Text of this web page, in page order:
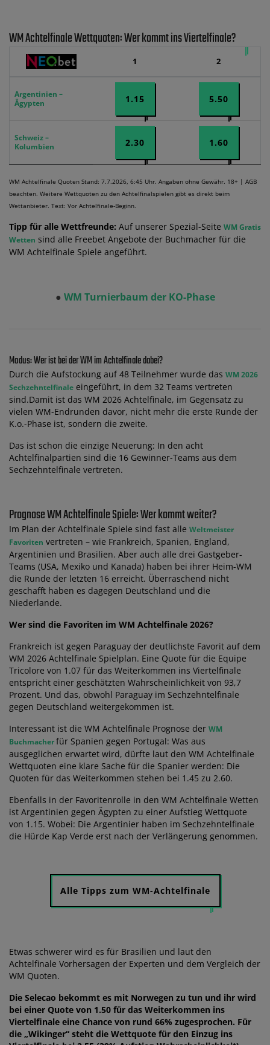
WM Achtelfinale Wettquoten: Wer kommt ins Viertelfinale?
1 2
Argentinien –
Ägypten
1.15 5.50
Schweiz –
Kolumbien
2.30 1.60
WM Achtelfinale Quoten Stand: 7.7.2026, 6:45 Uhr. Angaben ohne Gewähr. 18+ | AGB
beachten. Weitere Wettquoten zu den Achtelfinalspielen gibt es direkt beim
Wettanbieter. Text: Vor Achtelfinale-Beginn.
Tipp für alle Wettfreunde: Auf unserer Spezial-Seite WM Gratis
Wetten sind alle Freebet Angebote der Buchmacher für die
WM Achtelfinale Spiele angeführt.
● WM Turnierbaum der KO-Phase
Modus: Wer ist bei der WM im Achtelfinale dabei?
Durch die Aufstockung auf 48 Teilnehmer wurde das WM 2026
Sechzehntelfinale eingeführt, in dem 32 Teams vertreten
sind.Damit ist das WM 2026 Achtelfinale, im Gegensatz zu
vielen WM-Endrunden davor, nicht mehr die erste Runde der
K.o.-Phase ist, sondern die zweite.
Das ist schon die einzige Neuerung: In den acht
Achtelfinalpartien sind die 16 Gewinner-Teams aus dem
Sechzehntelfinale vertreten.
Prognose WM Achtelfinale Spiele: Wer kommt weiter?
Im Plan der Achtelfinale Spiele sind fast alle Weltmeister
Favoriten vertreten – wie Frankreich, Spanien, England,
Argentinien und Brasilien. Aber auch alle drei Gastgeber-
Teams (USA, Mexiko und Kanada) haben bei ihrer Heim-WM
die Runde der letzten 16 erreicht. Überraschend nicht
geschafft haben es dagegen Deutschland und die
Niederlande.
Wer sind die Favoriten im WM Achtelfinale 2026?
Frankreich ist gegen Paraguay der deutlichste Favorit auf dem
WM 2026 Achtelfinale Spielplan. Eine Quote für die Equipe
Tricolore von 1.07 für das Weiterkommen ins Viertelfinale
entspricht einer geschätzten Wahrscheinlichkeit von 93,7
Prozent. Und das, obwohl Paraguay im Sechzehntelfinale
gegen Deutschland weitergekommen ist.
Interessant ist die WM Achtelfinale Prognose der WM
Buchmacherfür Spanien gegen Portugal: Was aus
ausgeglichen erwartet wird, dürfte laut den WM Achtelfinale
Wettquoten eine klare Sache für die Spanier werden: Die
Quoten für das Weiterkommen stehen bei 1.45 zu 2.60.
Ebenfalls in der Favoritenrolle in den WM Achtelfinale Wetten
ist Argentinien gegen Ägypten zu einer Aufstieg Wettquote
von 1.15. Wobei: Die Argentinier haben im Sechzehntelfinale
die Hürde Kap Verde erst nach der Verlängerung genommen.
Alle Tipps zum WM-Achtelfinale
Etwas schwerer wird es für Brasilien und laut den
Achtelfinale Vorhersagen der Experten und dem Vergleich der
WM Quoten.
Die Selecao bekommt es mit Norwegen zu tun und ihr wird
bei einer Quote von 1.50 für das Weiterkommen ins
Viertelfinale eine Chance von rund 66% zugesprochen. Für
die „Wikinger“ steht die Wettquote für den Einzug ins